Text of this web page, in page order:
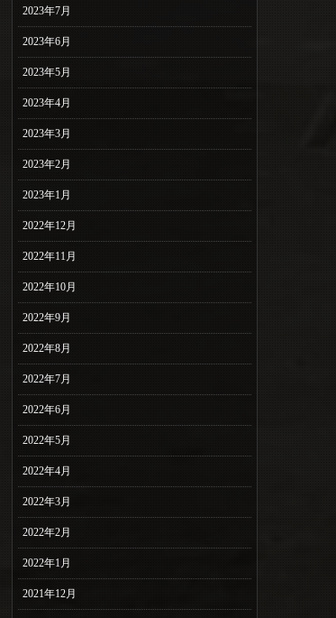
2023年7月
2023年6月
2023年5月
2023年4月
2023年3月
2023年2月
2023年1月
2022年12月
2022年11月
2022年10月
2022年9月
2022年8月
2022年7月
2022年6月
2022年5月
2022年4月
2022年3月
2022年2月
2022年1月
2021年12月